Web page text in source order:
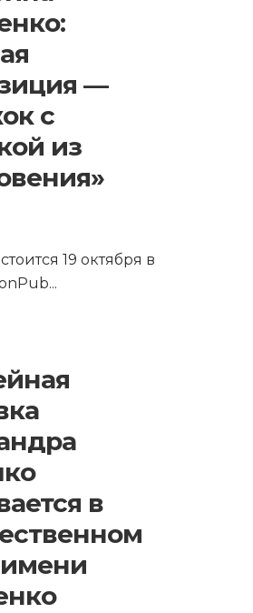
—
с
из
19 октября в
...
в